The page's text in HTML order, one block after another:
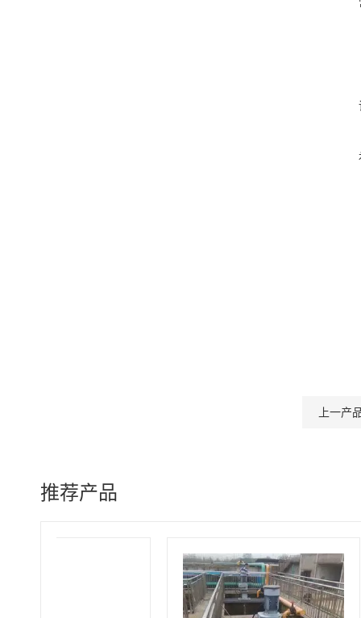
上一产
推荐产品